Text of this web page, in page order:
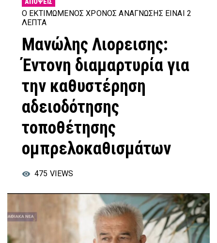
Ο ΕΚΤΙΜΏΜΕΝΟΣ ΧΡΌΝΟΣ ΑΝΆΓΝΩΣΗΣ ΕΊΝΑΙ 2
ΛΕΠΤΆ
Μανώλης Λιορεισης:
Έντονη διαμαρτυρία για
την καθυστέρηση
αδειοδότησης
τοποθέτησης
ομπρελοκαθισμάτων
475 VIEWS